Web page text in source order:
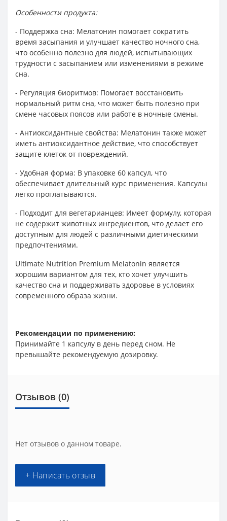
Особенности продукта:
- Поддержка сна: Мелатонин помогает сократить
время засыпания и улучшает качество ночного сна,
что особенно полезно для людей, испытывающих
трудности с засыпанием или изменениями в режиме
сна.
- Регуляция биоритмов: Помогает восстановить
нормальный ритм сна, что может быть полезно при
смене часовых поясов или работе в ночные смены.
- Антиоксидантные свойства: Мелатонин также может
иметь антиоксидантное действие, что способствует
защите клеток от повреждений.
- Удобная форма: В упаковке 60 капсул, что
обеспечивает длительный курс применения. Капсулы
легко проглатываются.
- Подходит для вегетарианцев: Имеет формулу, которая
не содержит животных ингредиентов, что делает его
доступным для людей с различными диетическими
предпочтениями.
Ultimate Nutrition Premium Melatonin является
хорошим вариантом для тех, кто хочет улучшить
качество сна и поддерживать здоровье в условиях
современного образа жизни.
Рекомендации по применению:
Принимайте 1 капсулу в день перед сном. Не
превышайте рекомендуемую дозировку.
Отзывов (0)
Нет отзывов о данном товаре.
+ Написать отзыв